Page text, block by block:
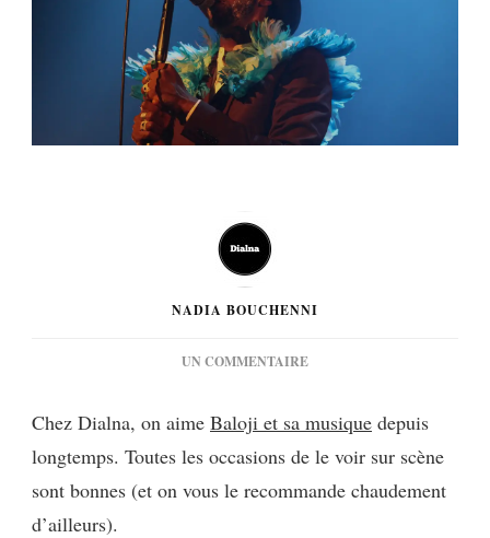
NADIA BOUCHENNI
UN COMMENTAIRESUR
EN
CONCERT
CAFÉ
Chez Dialna, on aime Baloji et sa musique depuis
longtemps. Toutes les occasions de le voir sur scène
sont bonnes (et on vous le recommande chaudement
d’ailleurs).